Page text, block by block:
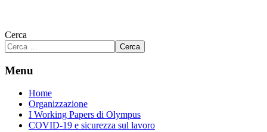
Cerca
Cerca
Menu
Home
Organizzazione
I Working Papers di Olympus
COVID-19 e sicurezza sul lavoro